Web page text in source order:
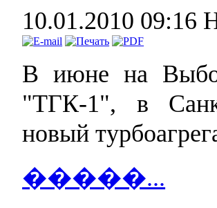
10.01.2010 09:16
В июне на
"ТГК-1", в
новый
�����...